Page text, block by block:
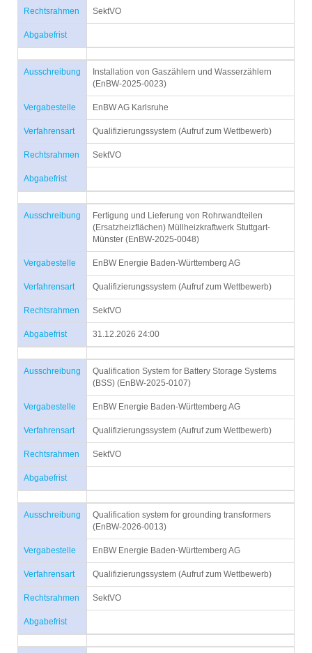
Rechtsrahmen SektVO
Abgabefrist
Ausschreibung
Installation von Gaszählern und Wasserzählern
(EnBW-2025-0023)
Vergabestelle EnBW AG Karlsruhe
Verfahrensart Qualifizierungssystem (Aufruf zum Wettbewerb)
Rechtsrahmen SektVO
Abgabefrist
Ausschreibung
Fertigung und Lieferung von Rohrwandteilen
(Ersatzheizflächen) Müllheizkraftwerk Stuttgart-
Münster (EnBW-2025-0048)
Vergabestelle EnBW Energie Baden-Württemberg AG
Verfahrensart Qualifizierungssystem (Aufruf zum Wettbewerb)
Rechtsrahmen SektVO
Abgabefrist 31.12.2026 24:00
Ausschreibung
Qualification System for Battery Storage Systems
(BSS) (EnBW-2025-0107)
Vergabestelle EnBW Energie Baden-Württemberg AG
Verfahrensart Qualifizierungssystem (Aufruf zum Wettbewerb)
Rechtsrahmen SektVO
Abgabefrist
Ausschreibung
Qualification system for grounding transformers
(EnBW-2026-0013)
Vergabestelle EnBW Energie Baden-Württemberg AG
Verfahrensart Qualifizierungssystem (Aufruf zum Wettbewerb)
Rechtsrahmen SektVO
Abgabefrist